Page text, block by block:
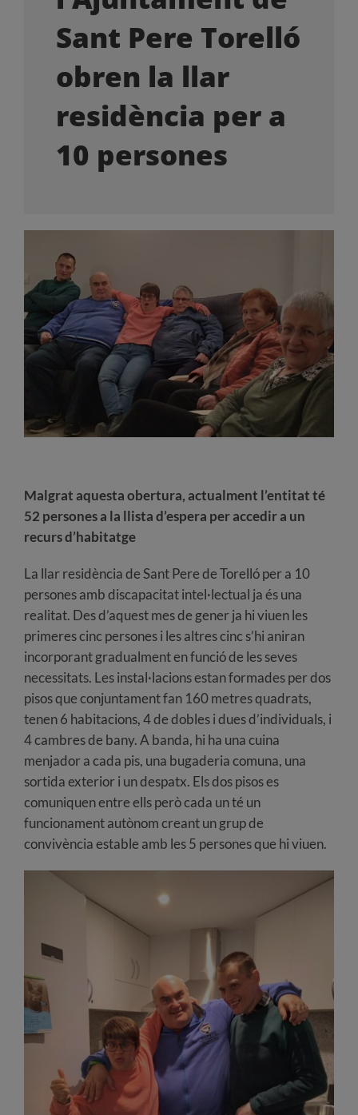
OFERTES LABORALS
LA BOTIGA
Sant Pere Torelló
obren la llar
residència per a
10 persones
Malgrat aquesta obertura, actualment l’entitat té
52 persones a la llista d’espera per accedir a un
recurs d’habitatge
La llar residència de Sant Pere de Torelló per a 10
persones amb discapacitat intel·lectual ja és una
realitat. Des d’aquest mes de gener ja hi viuen les
primeres cinc persones i les altres cinc s’hi aniran
incorporant gradualment en funció de les seves
necessitats. Les instal·lacions estan formades per dos
pisos que conjuntament fan 160 metres quadrats,
tenen 6 habitacions, 4 de dobles i dues d’individuals, i
4 cambres de bany. A banda, hi ha una cuina
menjador a cada pis, una bugaderia comuna, una
sortida exterior i un despatx. Els dos pisos es
comuniquen entre ells però cada un té un
funcionament autònom creant un grup de
convivència estable amb les 5 persones que hi viuen.